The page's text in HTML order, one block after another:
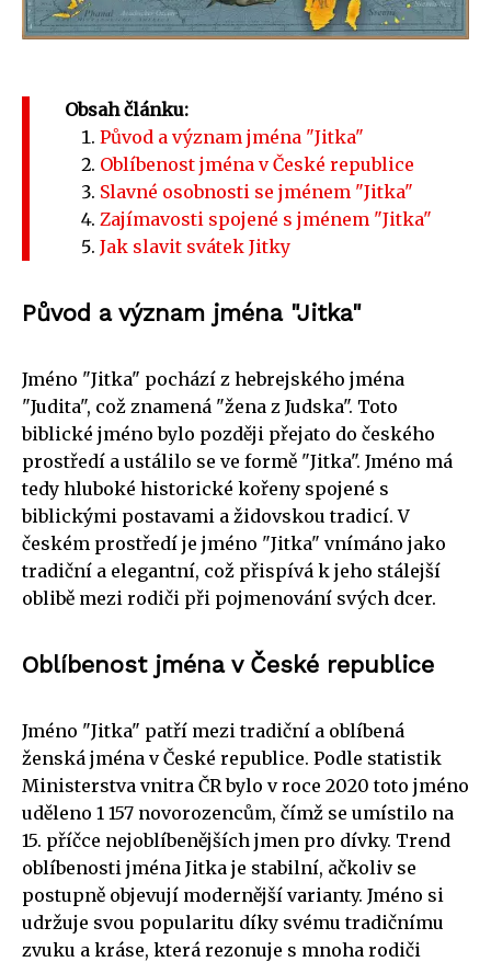
Obsah článku:
Původ a význam jména "Jitka"
Oblíbenost jména v České republice
Slavné osobnosti se jménem "Jitka"
Zajímavosti spojené s jménem "Jitka"
Jak slavit svátek Jitky
Původ a význam jména "Jitka"
Jméno "Jitka" pochází z hebrejského jména
"Judita", což znamená "žena z Judska". Toto
biblické jméno bylo později přejato do českého
prostředí a ustálilo se ve formě "Jitka". Jméno má
tedy hluboké historické kořeny spojené s
biblickými postavami a židovskou tradicí. V
českém prostředí je jméno "Jitka" vnímáno jako
tradiční a elegantní, což přispívá k jeho stálejší
oblibě mezi rodiči při pojmenování svých dcer.
Oblíbenost jména v České republice
Jméno "Jitka" patří mezi tradiční a oblíbená
ženská jména v České republice. Podle statistik
Ministerstva vnitra ČR bylo v roce 2020 toto jméno
uděleno 1 157 novorozencům, čímž se umístilo na
15. příčce nejoblíbenějších jmen pro dívky. Trend
oblíbenosti jména Jitka je stabilní, ačkoliv se
postupně objevují modernější varianty. Jméno si
udržuje svou popularitu díky svému tradičnímu
zvuku a kráse, která rezonuje s mnoha rodiči